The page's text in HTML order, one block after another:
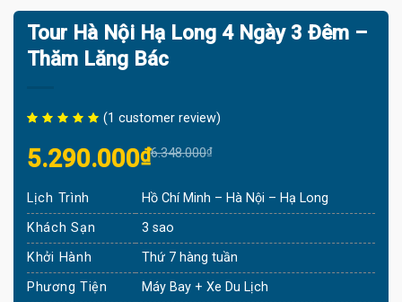
Tour Hà Nội Hạ Long 4 Ngày 3 Đêm –
Thăm Lăng Bác
out of 5
based on
rating
(1 customer review)
6.348.000₫
Original
was:
6.348.000₫.
5.290.000₫
Current
is:
5.290.000₫.
Lịch Trình
Hồ Chí Minh – Hà Nội – Hạ Long
Khách Sạn
3 sao
Khởi Hành
Thứ 7 hàng tuần
Phương Tiện
Máy Bay + Xe Du Lịch